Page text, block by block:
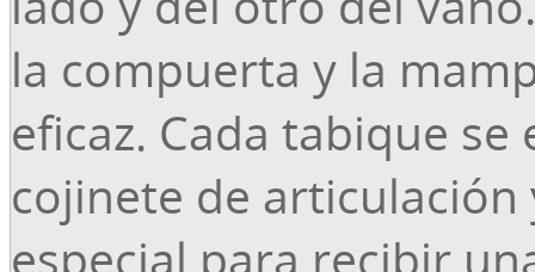
la compuerta y la
eficaz. Cada tabique
cojinete de
especial para recibir